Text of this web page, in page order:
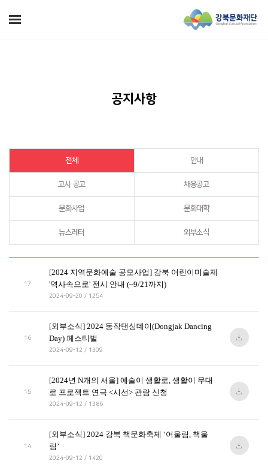
공지사항
전체 안내
고시·공고 채용공고
문화사업 문화대학
뉴스레터 외부소식
17
[2024 지역문화예술 공모사업] 강북 어린이미술제
'역사속으로' 전시 안내 (~9/21까지)
2024-09-20 / 1254
16
[외부소식] 2024 동작댄싱데이(Dongjak Dancing
Day) 페스티벌
2024-09-12 / 1309
15
[2024년 N개의 서울] 예술이 생활로, 생활이 무대
로 프로젝트 연극 <시선> 관람 신청
2024-09-12 / 1386
14
[외부소식] 2024 강북 책문화축제 ‘어울림, 책울
림’
2024-09-12 / 1420